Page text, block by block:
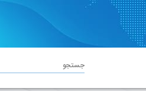
جستجو